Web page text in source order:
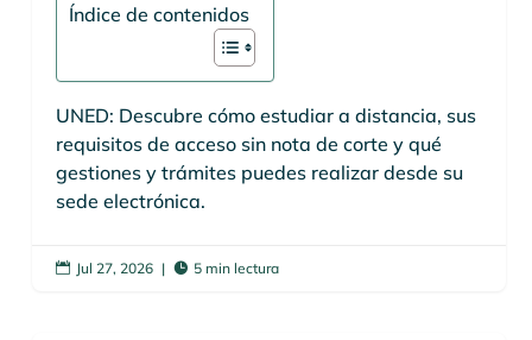
Índice de contenidos
UNED: Descubre cómo estudiar a distancia, sus
requisitos de acceso sin nota de corte y qué
gestiones y trámites puedes realizar desde su
sede electrónica.
 Jul 27, 2026 |  5 min lectura